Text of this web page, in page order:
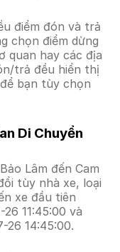
điểm đón và trả
chọn điểm dừng
quan hay các địa
trả đều hiển thị
bạn tùy chọn
Di Chuyển
Lâm đến Cam
tùy nhà xe, loại
xe đầu tiên
11:45:00 và
26 14:45:00.